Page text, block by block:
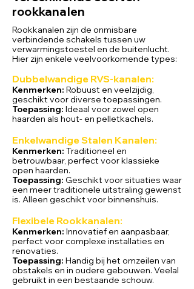
rookkanalen
Rookkanalen zijn de onmisbare
verbindende schakels tussen uw
verwarmingstoestel en de buitenlucht.
Hier zijn enkele veelvoorkomende types:
Dubbelwandige RVS-kanalen:
Kenmerken: Robuust en veelzijdig,
geschikt voor diverse toepassingen.
Toepassing: Ideaal voor zowel open
haarden als hout- en pelletkachels.
Enkelwandige Stalen Kanalen:
Kenmerken: Traditioneel en
betrouwbaar, perfect voor klassieke
open haarden.
Toepassing: Geschikt voor situaties waar
een meer traditionele uitstraling gewenst
is. Alleen geschikt voor binnenshuis.
Flexibele Rookkanalen:
Kenmerken: Innovatief en aanpasbaar,
perfect voor complexe installaties en
renovaties.
Toepassing: Handig bij het omzeilen van
obstakels en in oudere gebouwen. Veelal
gebruikt in een bestaande schouw.